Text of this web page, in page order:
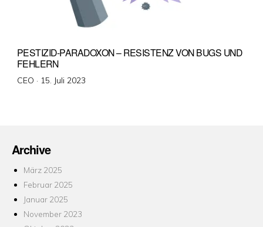
PESTIZID-PARADOXON – RESISTENZ VON BUGS UND
FEHLERN
CEO · Veröffentlicht
15. Juli 2023
Archive
März 2025
Februar 2025
Januar 2025
November 2023